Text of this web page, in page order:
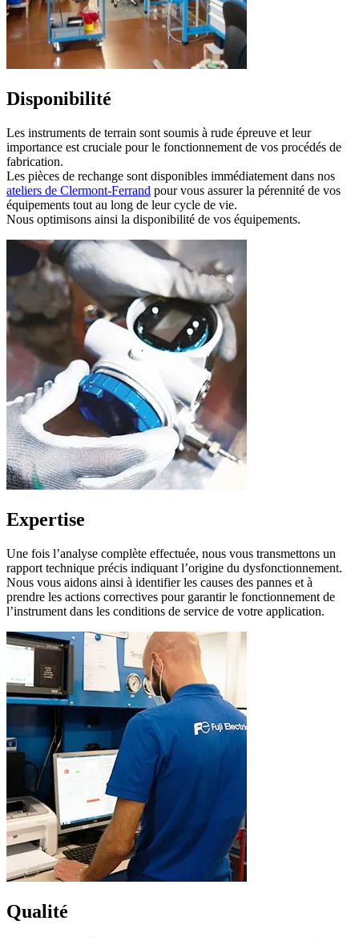
Disponibilité
Les instruments de terrain sont soumis à rude épreuve et leur
importance est cruciale pour le fonctionnement de vos procédés de
fabrication.
Les pièces de rechange sont disponibles immédiatement dans nos
ateliers de Clermont-Ferrand pour vous assurer la pérennité de vos
équipements tout au long de leur cycle de vie.
Nous optimisons ainsi la disponibilité de vos équipements.
Expertise
Une fois l’analyse complète effectuée, nous vous transmettons un
rapport technique précis indiquant l’origine du dysfonctionnement.
Nous vous aidons ainsi à identifier les causes des pannes et à
prendre les actions correctives pour garantir le fonctionnement de
l’instrument dans les conditions de service de votre application.
Qualité